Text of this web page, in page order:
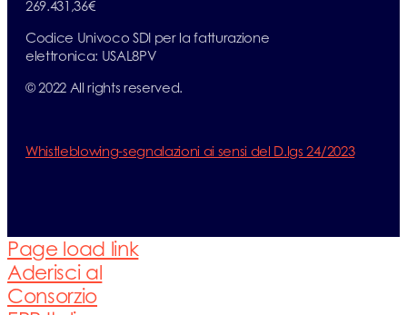
269.431,36€
Codice Univoco SDI per la fatturazione
elettronica: USAL8PV
© 2022 All rights reserved.
Whistleblowing-segnalazioni ai sensi del D.lgs 24/2023
Page load link
Aderisci al
Consorzio